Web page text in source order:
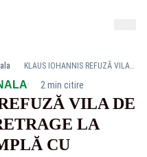
KLAUS IOHANNIS REFUZĂ VILA DE PROTOCOL ȘI SE RETRAGE LA SIBIU. CE SE ÎNTÂMPLĂ CU IMOBILUL RENOVAT CU 3 MILIOANE DE EURO
· 2 min citire
VILA DE
LA
CU